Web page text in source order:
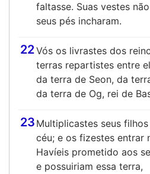
faltasse. Suas vestes
seus pés incharam.
22Vós os livrastes dos
terras repartistes entre
da terra de Seon, da
da terra de Og, rei de
23 Multiplicastes seus
céu; e os fizestes entrar
Havíeis prometido aos
e possuiriam essa terra,